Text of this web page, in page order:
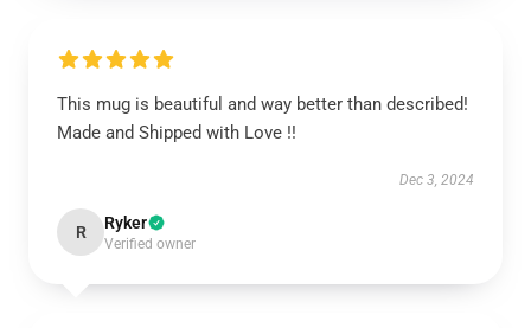
This mug is beautiful and way better than described!
Made and Shipped with Love !!
Dec 3, 2024
R Ryker
Verified owner